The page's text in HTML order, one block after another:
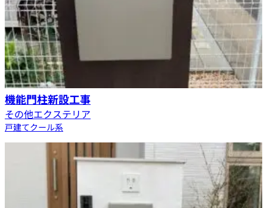
機能門柱新設工事
その他エクステリア
戸建てクール系